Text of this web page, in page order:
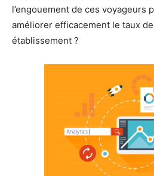
l’engouement de ces voyageurs
améliorer efficacement le taux
établissement ?